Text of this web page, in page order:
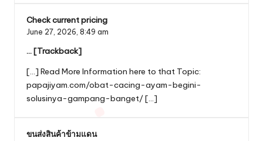
Check current pricing
June 27, 2026, 8:49 am
… [Trackback]
[…] Read More Information here to that Topic:
papajiyam.com/obat-cacing-ayam-begini-
solusinya-gampang-banget/ […]
ขนส่งสินค้าข้ามแดน